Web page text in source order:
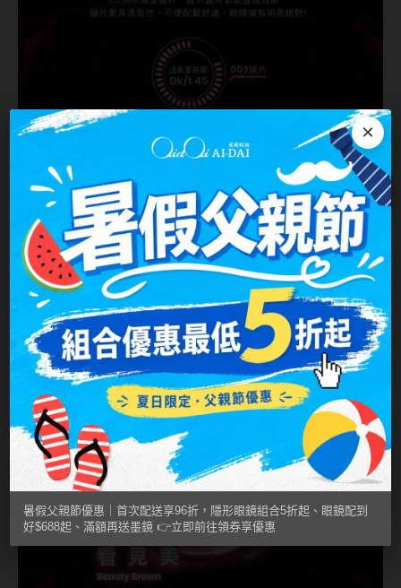
CLB Color波斯霓彩
LENSME
oddI's
藥水保養液
隱形眼鏡藥水保養液
清潔專用
隱眼濕潤液
硬式專用藥水
泡沫洗鏡液
暑假父親節優惠｜首次配送享96折，隱形眼鏡組合5折起、眼鏡配到
好$688起、滿額再送墨鏡 👉立即前往領券享優惠
×